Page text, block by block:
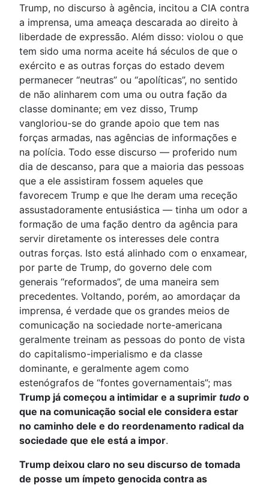
Trump, no discurso à agência, incitou a CIA contra
a imprensa, uma ameaça descarada ao direito à
liberdade de expressão. Além disso: violou o que
tem sido uma norma aceite há séculos de que o
exército e as outras forças do estado devem
permanecer “neutras” ou “apolíticas”, no sentido
de não alinharem com uma ou outra fação da
classe dominante; em vez disso, Trump
vangloriou-se do grande apoio que tem nas
forças armadas, nas agências de informações e
na polícia. Todo esse discurso — proferido num
dia de descanso, para que a maioria das pessoas
que a ele assistiram fossem aqueles que
favorecem Trump e que lhe deram uma receção
assustadoramente entusiástica — tinha um odor a
formação de uma fação dentro da agência para
servir diretamente os interesses dele contra
outras forças. Isto está alinhado com o enxamear,
por parte de Trump, do governo dele com
generais “reformados”, de uma maneira sem
precedentes. Voltando, porém, ao amordaçar da
imprensa, é verdade que os grandes meios de
comunicação na sociedade norte-americana
geralmente treinam as pessoas do ponto de vista
do capitalismo-imperialismo e da classe
dominante, e geralmente agem como
estenógrafos de “fontes governamentais”; mas
Trump já começou a intimidar e a suprimir tudo o
que na comunicação social ele considera estar
no caminho dele e do reordenamento radical da
sociedade que ele está a impor.
Trump deixou claro no seu discurso de tomada
de posse um ímpeto genocida contra as